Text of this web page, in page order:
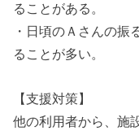
ることがある。
・日頃のＡさんの振
ることが多い。
【支援対策】
他の利用者から、施